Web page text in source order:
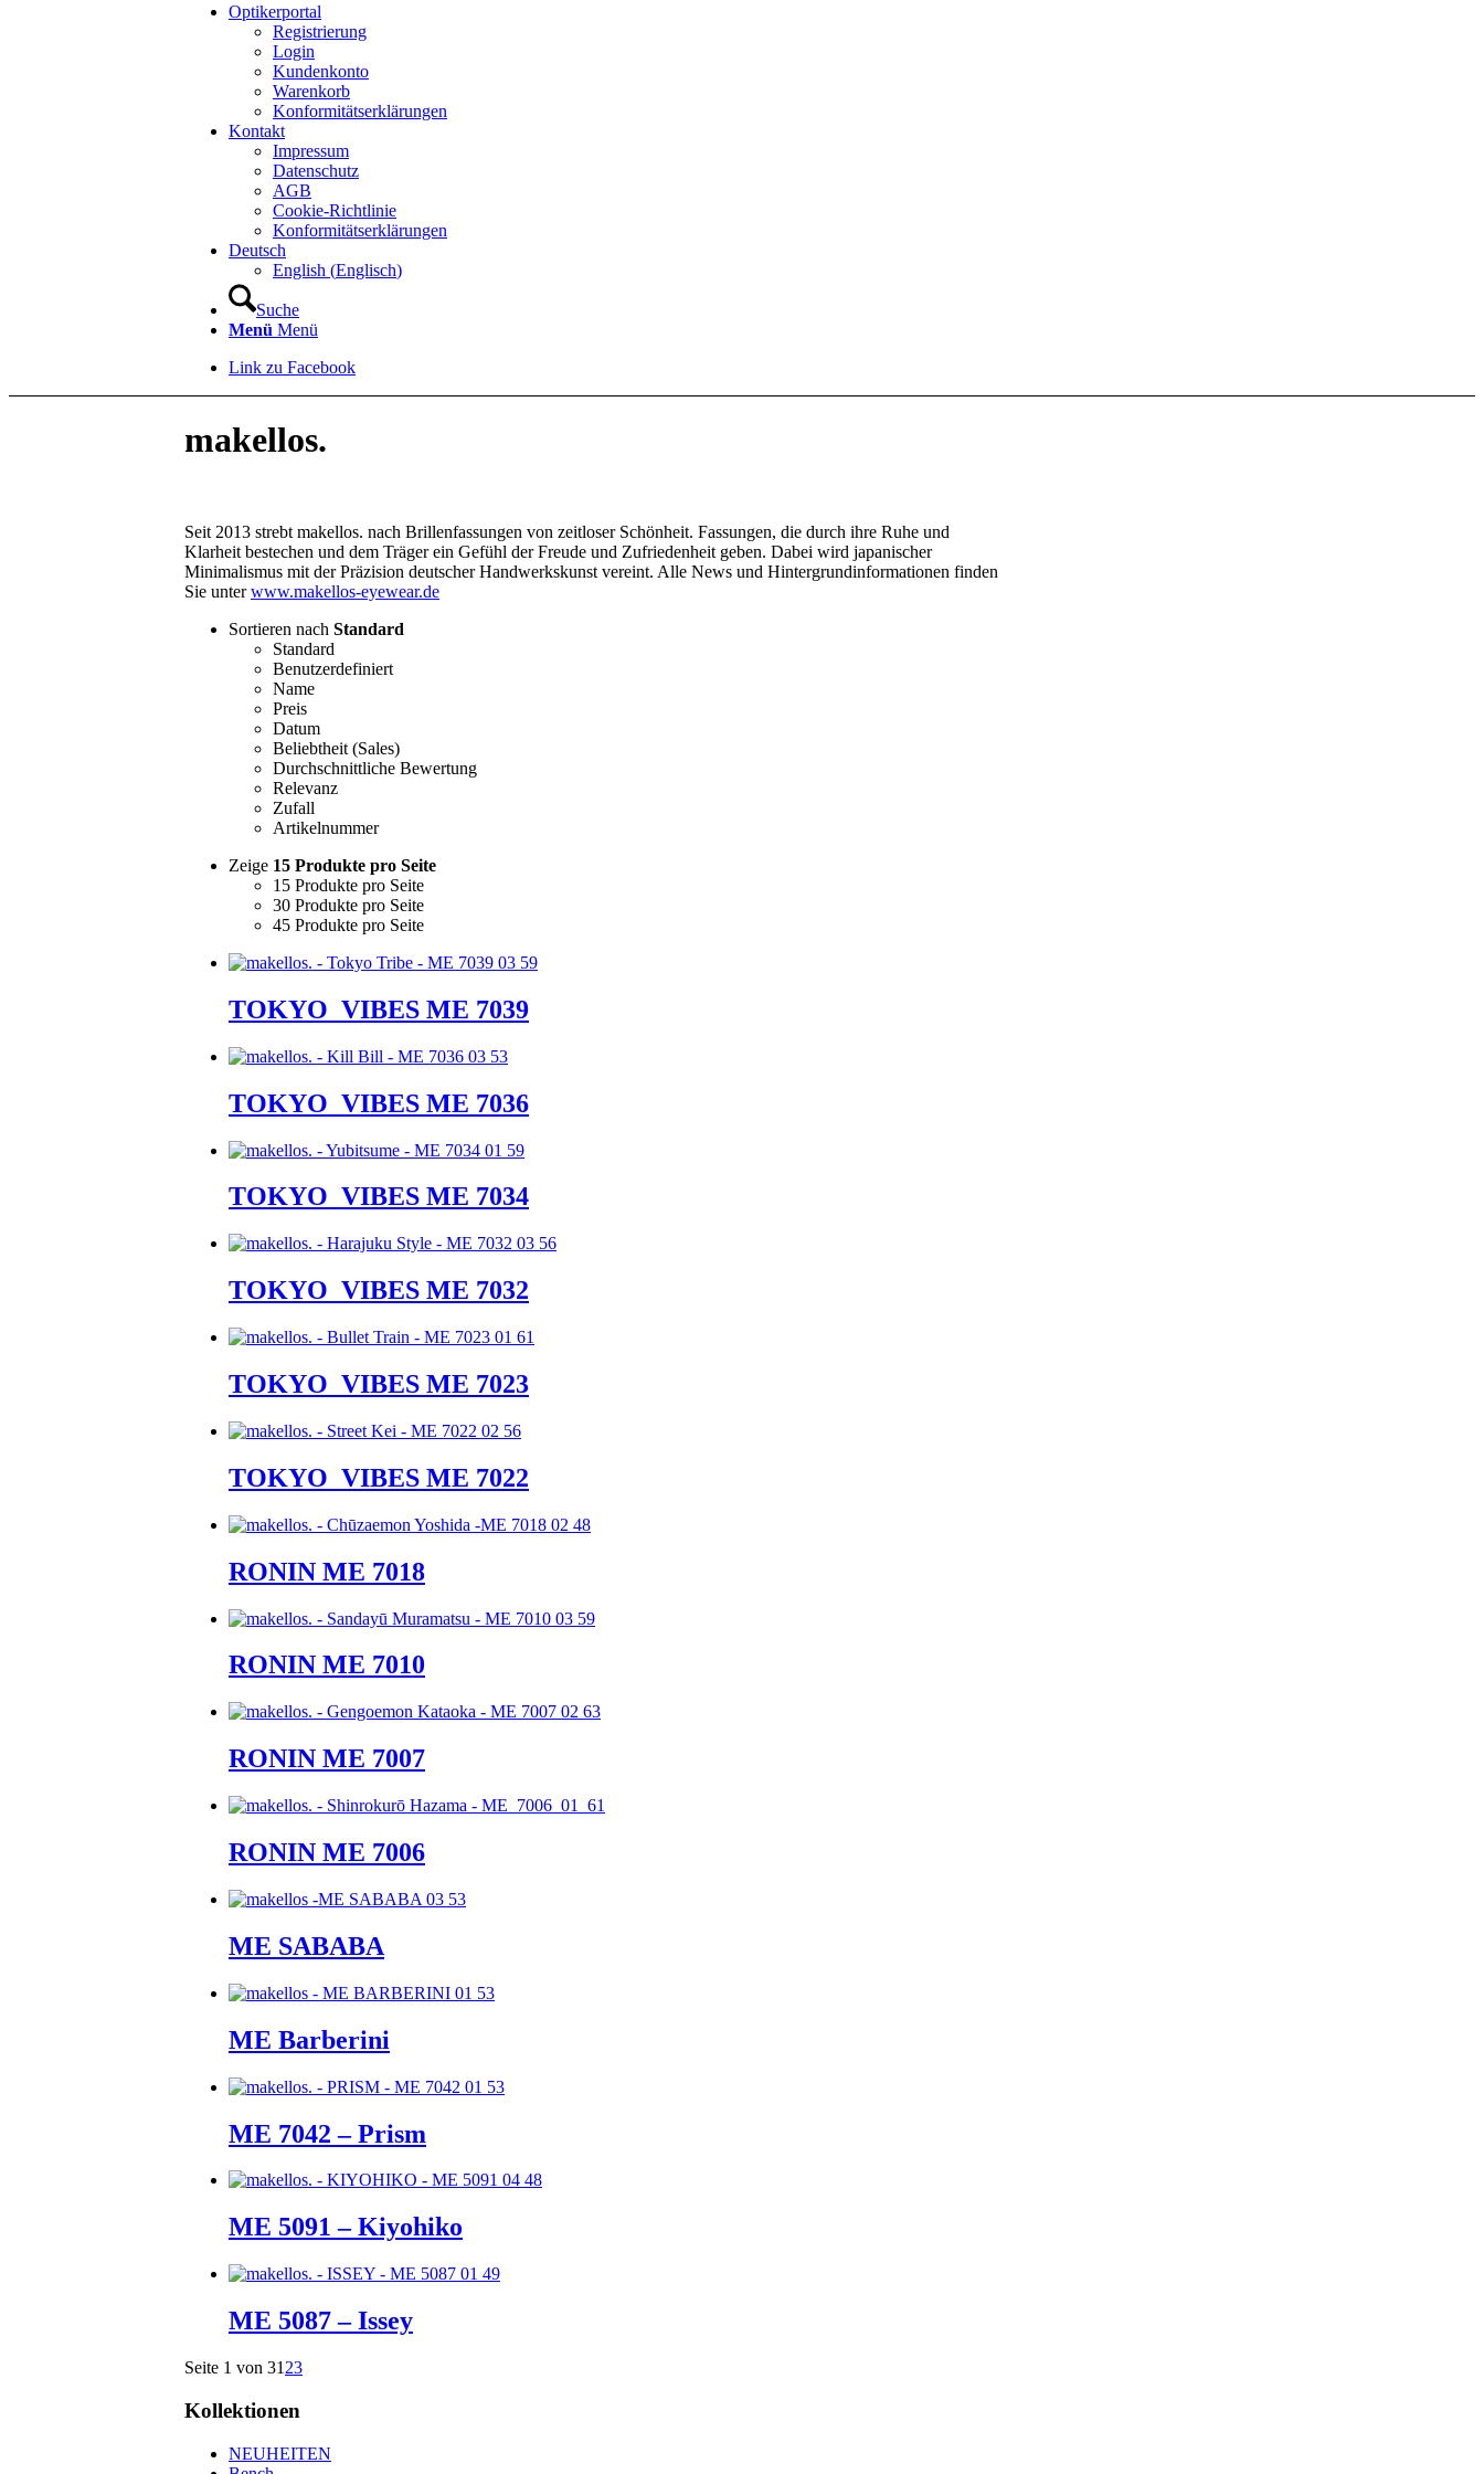
Optikerportal
Registrierung
Login
Kundenkonto
Warenkorb
Konformitätserklärungen
Kontakt
Impressum
Datenschutz
AGB
Cookie-Richtlinie
Konformitätserklärungen
Deutsch
English (Englisch)
Suche
Menü Menü
Link zu Facebook
makellos.
Seit 2013 strebt makellos. nach Brillenfassungen von zeitloser Schönheit. Fassungen, die durch ihre Ruhe und
Klarheit bestechen und dem Träger ein Gefühl der Freude und Zufriedenheit geben. Dabei wird japanischer
Minimalismus mit der Präzision deutscher Handwerkskunst vereint. Alle News und Hintergrundinformationen finden
Sie unterwww.makellos-eyewear.de
Sortieren nach Standard
Standard
Benutzerdefiniert
Name
Preis
Datum
Beliebtheit (Sales)
Durchschnittliche Bewertung
Relevanz
Zufall
Artikelnummer
Zeige 15 Produkte pro Seite
15 Produkte pro Seite
30 Produkte pro Seite
45 Produkte pro Seite
TOKYO_VIBES ME 7039
TOKYO_VIBES ME 7036
TOKYO_VIBES ME 7034
TOKYO_VIBES ME 7032
TOKYO_VIBES ME 7023
TOKYO_VIBES ME 7022
RONIN ME 7018
RONIN ME 7010
RONIN ME 7007
RONIN ME 7006
ME SABABA
ME Barberini
ME 7042 – Prism
ME 5091 – Kiyohiko
ME 5087 – Issey
Seite 1 von 31 23
Kollektionen
NEUHEITEN